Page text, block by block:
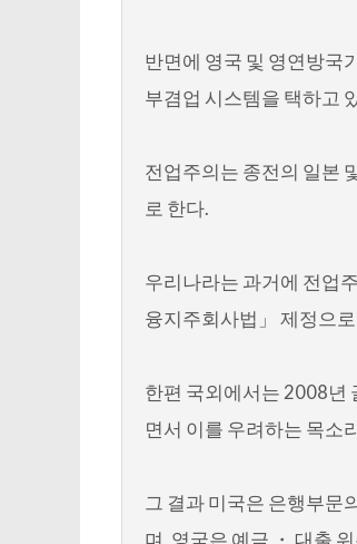
반면에 영국 및 영연방국
부겸업 시스템을 택하고
전업주의는 종전의 일본
로 한다.
우리나라는 과거에 전업
융지주회사법」 제정으
한편 국외에서는 2008년
면서 이를 우려하는 목소
그 결과 미국은 은행부문
며, 영국은 예금 ・ 대출